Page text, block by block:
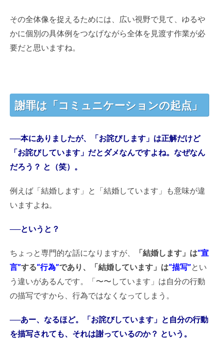
その全体像を捉えるためには、広い視野で見て、ゆるや
かに個別の具体例をつなげながら全体を見渡す作業が必
要だと思いますね。
謝罪は「コミュニケーションの起点」
──本にありましたが、「お詫びします」は正解だけど
「お詫びしています」だとダメなんですよね。なぜなん
だろう？ と（笑）。
例えば「結婚します」と「結婚しています」も意味が違
いますよね。
──というと？
ちょっと専門的な話になりますが、 「結婚します」は“宣
言”する“行為”であり、「結婚しています」は“描写”とい
う違いがあるんです。「〜〜しています」は自分の行動
の描写ですから、行為ではなくなってしまう。
──あー、なるほど。「お詫びしています」と自分の行動
を描写されても、それは謝っているのか？ という。